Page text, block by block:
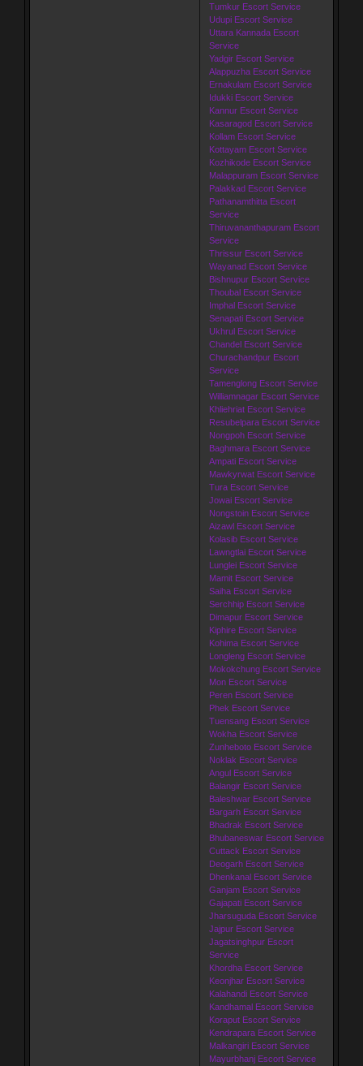
Tumkur Escort Service
Udupi Escort Service
Uttara Kannada Escort
Service
Yadgir Escort Service
Alappuzha Escort Service
Ernakulam Escort Service
Idukki Escort Service
Kannur Escort Service
Kasaragod Escort Service
Kollam Escort Service
Kottayam Escort Service
Kozhikode Escort Service
Malappuram Escort Service
Palakkad Escort Service
Pathanamthitta Escort
Service
Thiruvananthapuram Escort
Service
Thrissur Escort Service
Wayanad Escort Service
Bishnupur Escort Service
Thoubal Escort Service
Imphal Escort Service
Senapati Escort Service
Ukhrul Escort Service
Chandel Escort Service
Churachandpur Escort
Service
Tamenglong Escort Service
Williamnagar Escort Service
Khliehriat Escort Service
Resubelpara Escort Service
Nongpoh Escort Service
Baghmara Escort Service
Ampati Escort Service
Mawkyrwat Escort Service
Tura Escort Service
Jowai Escort Service
Nongstoin Escort Service
Aizawl Escort Service
Kolasib Escort Service
Lawngtlai Escort Service
Lunglei Escort Service
Mamit Escort Service
Saiha Escort Service
Serchhip Escort Service
Dimapur Escort Service
Kiphire Escort Service
Kohima Escort Service
Longleng Escort Service
Mokokchung Escort Service
Mon Escort Service
Peren Escort Service
Phek Escort Service
Tuensang Escort Service
Wokha Escort Service
Zunheboto Escort Service
Noklak Escort Service
Angul Escort Service
Balangir Escort Service
Baleshwar Escort Service
Bargarh Escort Service
Bhadrak Escort Service
Bhubaneswar Escort Service
Cuttack Escort Service
Deogarh Escort Service
Dhenkanal Escort Service
Ganjam Escort Service
Gajapati Escort Service
Jharsuguda Escort Service
Jajpur Escort Service
Jagatsinghpur Escort
Service
Khordha Escort Service
Keonjhar Escort Service
Kalahandi Escort Service
Kandhamal Escort Service
Koraput Escort Service
Kendrapara Escort Service
Malkangiri Escort Service
Mayurbhanj Escort Service